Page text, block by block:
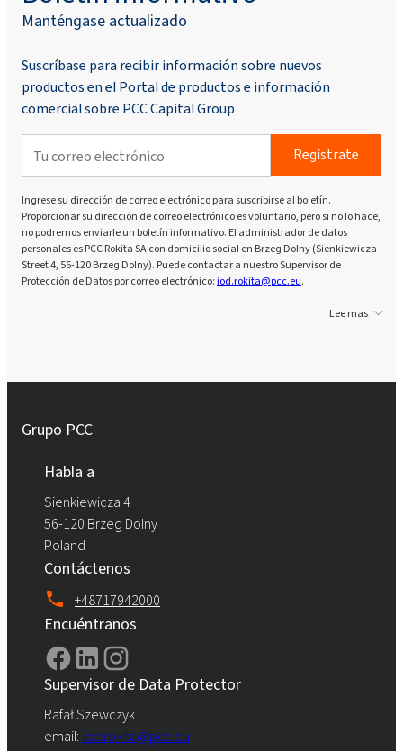
Manténgase actualizado
Suscríbase para recibir información sobre nuevos
productos en el Portal de productos e información
comercial sobre PCC Capital Group
Regístrate
Ingrese su dirección de correo electrónico para suscribirse al boletín.
Proporcionar su dirección de correo electrónico es voluntario, pero si no lo hace,
no podremos enviarle un boletín informativo. El administrador de datos
personales es PCC Rokita SA con domicilio social en Brzeg Dolny (Sienkiewicza
Street 4, 56-120 Brzeg Dolny). Puede contactar a nuestro Supervisor de
Protección de Datos por correo electrónico:iod.rokita@pcc.eu.
Lee mas
Grupo PCC
Habla a
Sienkiewicza 4
56-120 Brzeg Dolny
Poland
Contáctenos
+48717942000
Encuéntranos
Supervisor de Data Protector
Rafał Szewczyk
email: iod.rokita@pcc.eu